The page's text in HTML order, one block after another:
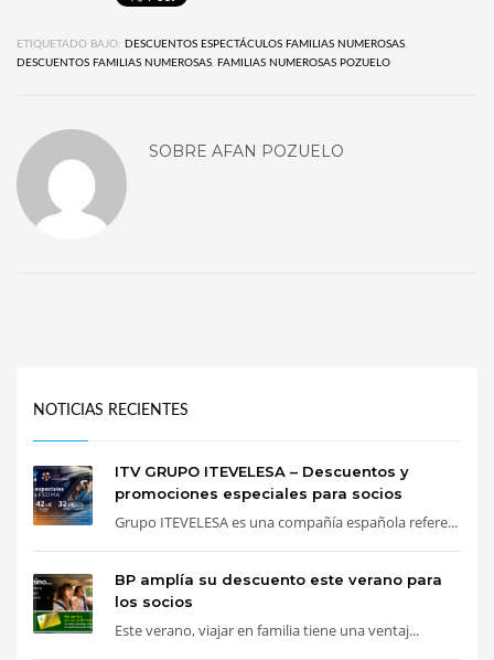
ETIQUETADO BAJO: DESCUENTOS ESPECTÁCULOS FAMILIAS NUMEROSAS,
DESCUENTOS FAMILIAS NUMEROSAS, FAMILIAS NUMEROSAS POZUELO
SOBRE AFAN POZUELO
NOTICIAS RECIENTES
ITV GRUPO ITEVELESA – Descuentos y
promociones especiales para socios
Grupo ITEVELESA es una compañía española refere...
BP amplía su descuento este verano para
los socios
Este verano, viajar en familia tiene una ventaj...